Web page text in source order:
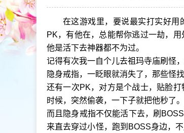
在这游戏里，要说最实打实好用
PK，有他在，总能帮你逃过一劫，
他是活下去神器都不为过。
记得有次我一自个儿去祖玛寺庙刷怪
隐身戒指，一眨眼就消失了，那些怪
还有一次PK，对方是个战士，贴脸
时候，突然偷袭，一下子就把他秒了。
而且隐身戒指不仅能活下去，刷
来直去穿过小怪，跑到BOSS身边，